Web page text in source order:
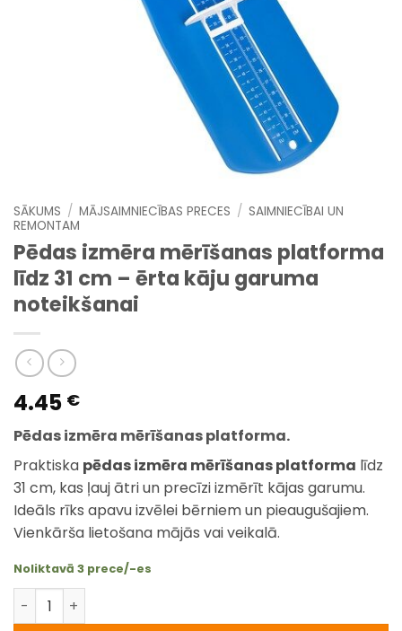
SĀKUMS / MĀJSAIMNIECĪBAS PRECES / SAIMNIECĪBAI UN
REMONTAM
Pēdas izmēra mērīšanas platforma
līdz 31 cm – ērta kāju garuma
noteikšanai
4.45 €
Pēdas izmēra mērīšanas platforma.
Praktiska pēdas izmēra mērīšanas platforma līdz
31 cm, kas ļauj ātri un precīzi izmērīt kājas garumu.
Ideāls rīks apavu izvēlei bērniem un pieaugušajiem.
Vienkārša lietošana mājās vai veikalā.
Noliktavā 3 prece/-es
Pēdas izmēra mērīšanas platforma līdz 31 cm – ērta